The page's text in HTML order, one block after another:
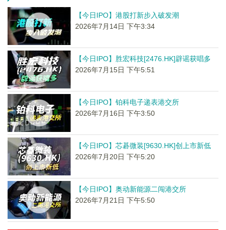
【今日IPO】港股打新步入破发潮
2026年7月14日 下午3:34
【今日IPO】胜宏科技[2476.HK]辟谣获唱多
2026年7月15日 下午5:51
【今日IPO】铂科电子递表港交所
2026年7月16日 下午3:50
【今日IPO】芯碁微装[9630.HK]创上市新低
2026年7月20日 下午5:20
【今日IPO】奥动新能源二闯港交所
2026年7月21日 下午5:50